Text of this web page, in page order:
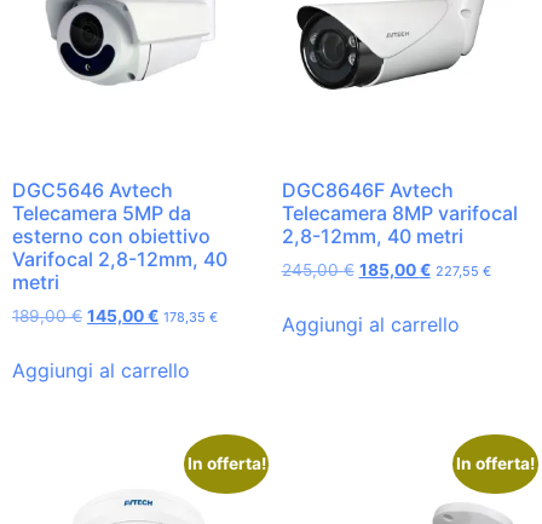
DGC5646 Avtech
Telecamera 5MP da
esterno con obiettivo
Varifocal 2,8-12mm, 40
metri
189,00€ 145,00€ 178,35 €
Aggiungi al carrello
DGC8646F Avtech
Telecamera 8MP varifocal
2,8-12mm, 40 metri
245,00€ 185,00€ 227,55 €
Aggiungi al carrello
In offerta! In offerta!